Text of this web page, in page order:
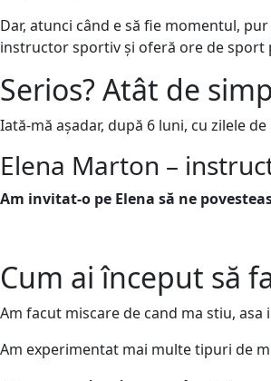
Dar, atunci când e să fie momentul,
instructor sportiv și oferă ore de sport
Serios? Atât de
Iată-mă așadar, după 6 luni, cu zilele
Elena Marton –
Am invitat-o pe Elena să ne
Cum ai început să
Am facut miscare de cand ma stiu,
Am experimentat mai multe tipuri de